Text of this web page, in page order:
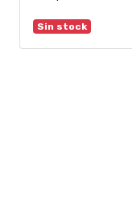
Sin stock